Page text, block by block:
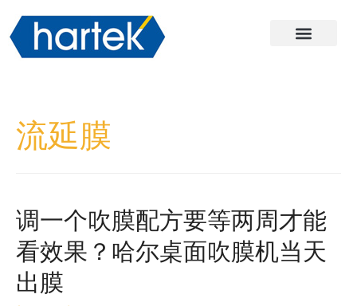
流延膜
调一个吹膜配方要等两周才能
看效果？哈尔桌面吹膜机当天
出膜